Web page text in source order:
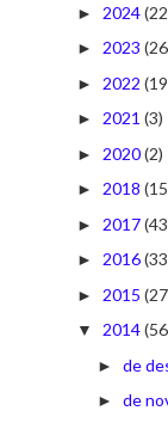
► 2024
► 2023
► 2022
► 2021 (3)
► 2020(2)
► 2018
► 2017
► 2016
► 2015
▼ 2014
► de
► de